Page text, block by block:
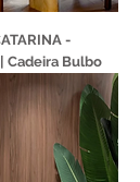
-
Cadeira Bulbo